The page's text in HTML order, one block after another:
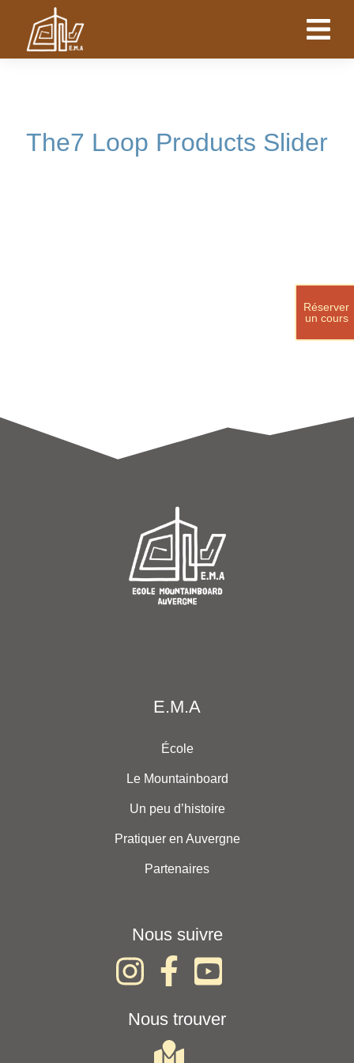
Réserver
un cours
The7 Loop Products Slider
E.M.A
École
Le Mountainboard
Un peu d’histoire
Pratiquer en Auvergne
Partenaires
Nous suivre
Nous trouver